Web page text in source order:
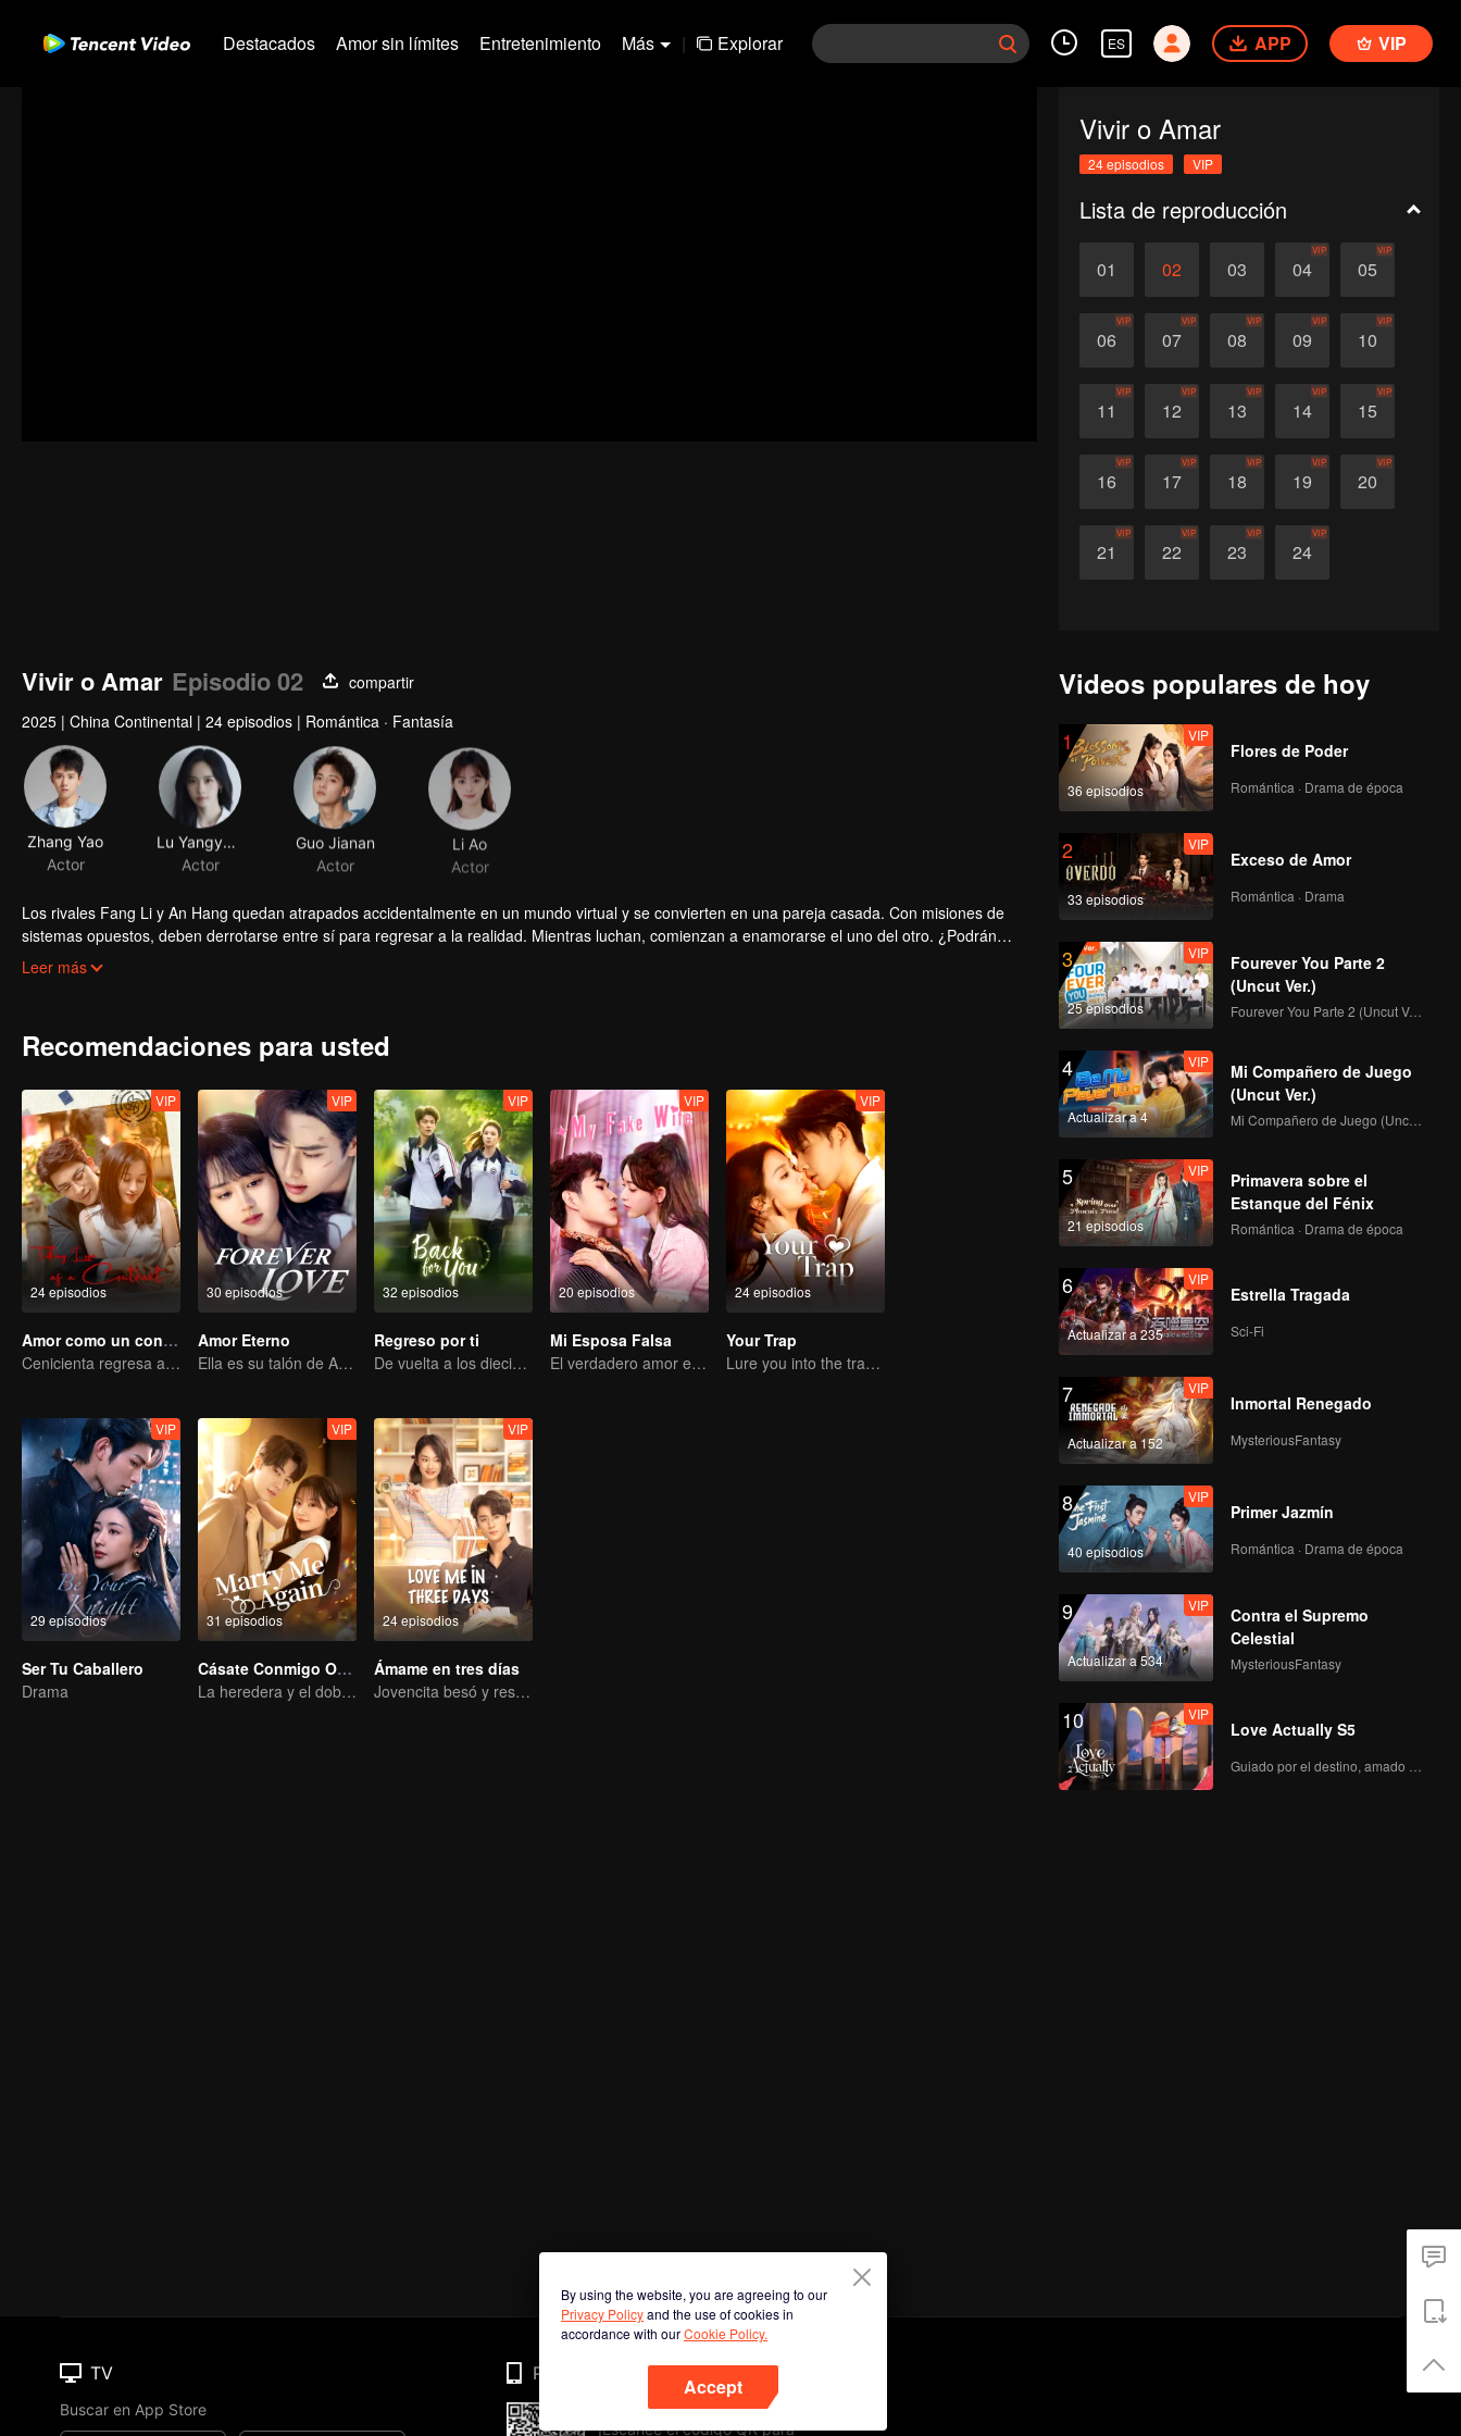
Destacados Amor sin límites Entretenimiento Más | Explorar ES APP VIP
Vivir o Amar
24 episodios VIP
Lista de reproducción
01 02 03 04
VIP
05
VIP
06
VIP
07
VIP
08
VIP
09
VIP
10
VIP
11
VIP
12
VIP
13
VIP
14
VIP
15
VIP
16
VIP
17
VIP
18
VIP
19
VIP
20
VIP
21
VIP
22
VIP
23
VIP
24
VIP
Vivir o Amar Episodio 02
compartir
2025 | China Continental | 24 episodios | Romántica · Fantasía
Zhang Yao
Actor
Lu Yangyang
Actor
Guo Jianan
Actor
Li Ao
Actor
Los rivales Fang Li y An Hang quedan atrapados accidentalmente en un mundo virtual y se convierten en una pareja casada. Con misiones de
sistemas opuestos, deben derrotarse entre sí para regresar a la realidad. Mientras luchan, comienzan a enamorarse el uno del otro. ¿Podrán
reescribir las reglas del sistema y encontrar una salida?
Leer más
Recomendaciones para usted
24 episodios
VIP
Amor como un contrato
Cenicienta regresa a la alta sociedad y encuentra el amor con el presidente
30 episodios
VIP
Amor Eterno
Ella es su talón de Aquiles y su armadura.
32 episodios
VIP
Regreso por ti
De vuelta a los dieciocho, para salvar a su musa blanca de luna
20 episodios
VIP
Mi Esposa Falsa
El verdadero amor engendrado en el matrimonio sustituto
24 episodios
VIP
Your Trap
Lure you into the trap with love as bait
29 episodios
VIP
Ser Tu Caballero
Drama
31 episodios
VIP
Cásate Conmigo Otra Vez
La heredera y el doble de su difunto marido
24 episodios
VIP
Ámame en tres días
Jovencita besó y rescató al siempre cambiante CEO
Videos populares de hoy
1
36 episodios
VIP
Flores de Poder
Romántica · Drama de época
2
33 episodios
VIP
Exceso de Amor
Romántica · Drama
3
25 episodios
VIP
Fourever You Parte 2
(Uncut Ver.)
Fourever You Parte 2 (Uncut Ver.)
4
Actualizar a 4
VIP
Mi Compañero de Juego
(Uncut Ver.)
Mi Compañero de Juego (Uncut Ver.)
5
21 episodios
VIP
Primavera sobre el
Estanque del Fénix
Romántica · Drama de época
6
Actualizar a 235
VIP
Estrella Tragada
Sci-Fi
7
Actualizar a 152
VIP
Inmortal Renegado
MysteriousFantasy
8
40 episodios
VIP
Primer Jazmín
Romántica · Drama de época
9
Actualizar a 534
VIP
Contra el Supremo
Celestial
MysteriousFantasy
10 VIP
Love Actually S5
By using the website, you are agreeing to our
Privacy Policyand the use of cookies in
accordance with ourCookie Policy.
Accept
TV
Buscar en App Store
Phone
¡Escanee el código QR para